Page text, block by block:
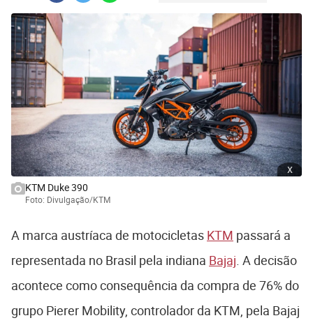
x
KTM Duke 390
Foto: Divulgação/KTM
A marca austríaca de motocicletas KTM passará a
representada no Brasil pela indiana Bajaj . A decisão
acontece como consequência da compra de 76% do
grupo Pierer Mobility, controlador da KTM, pela Bajaj